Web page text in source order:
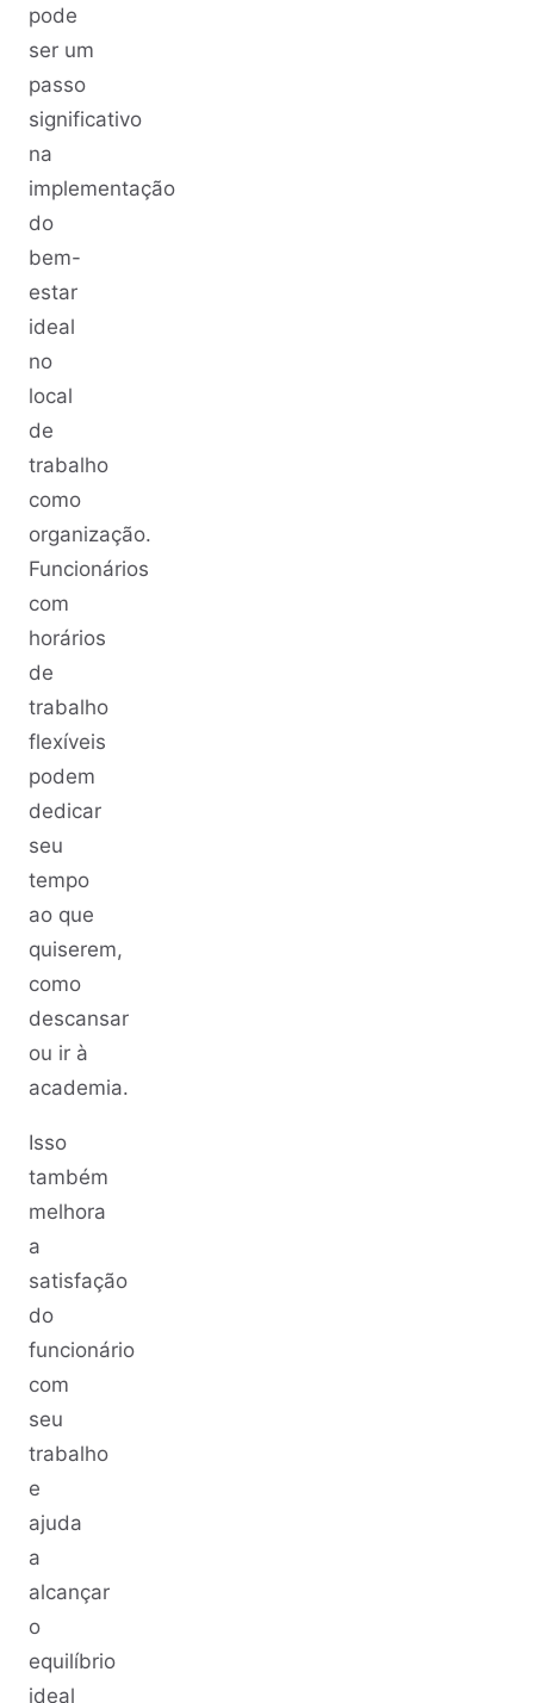
pode
ser um
passo
significativo
na
implementação
do
bem-
estar
ideal
no
local
de
trabalho
como
organização.
Funcionários
com
horários
de
trabalho
flexíveis
podem
dedicar
seu
tempo
ao que
quiserem,
como
descansar
ou ir à
academia.
Isso
também
melhora
a
satisfação
do
funcionário
com
seu
trabalho
e
ajuda
a
alcançar
o
equilíbrio
ideal